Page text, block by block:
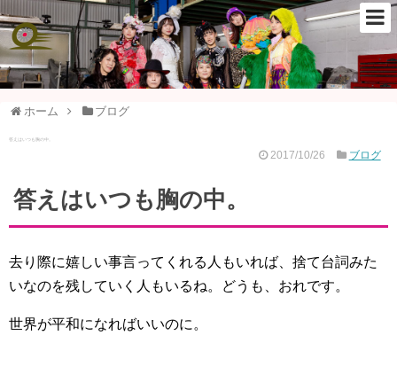
ホーム ブログ
答えはいつも胸の中。
2017/10/26 ブログ
答えはいつも胸の中。
去り際に嬉しい事言ってくれる人もいれば、捨て台詞みた
いなのを残していく人もいるね。どうも、おれです。
世界が平和になればいいのに。